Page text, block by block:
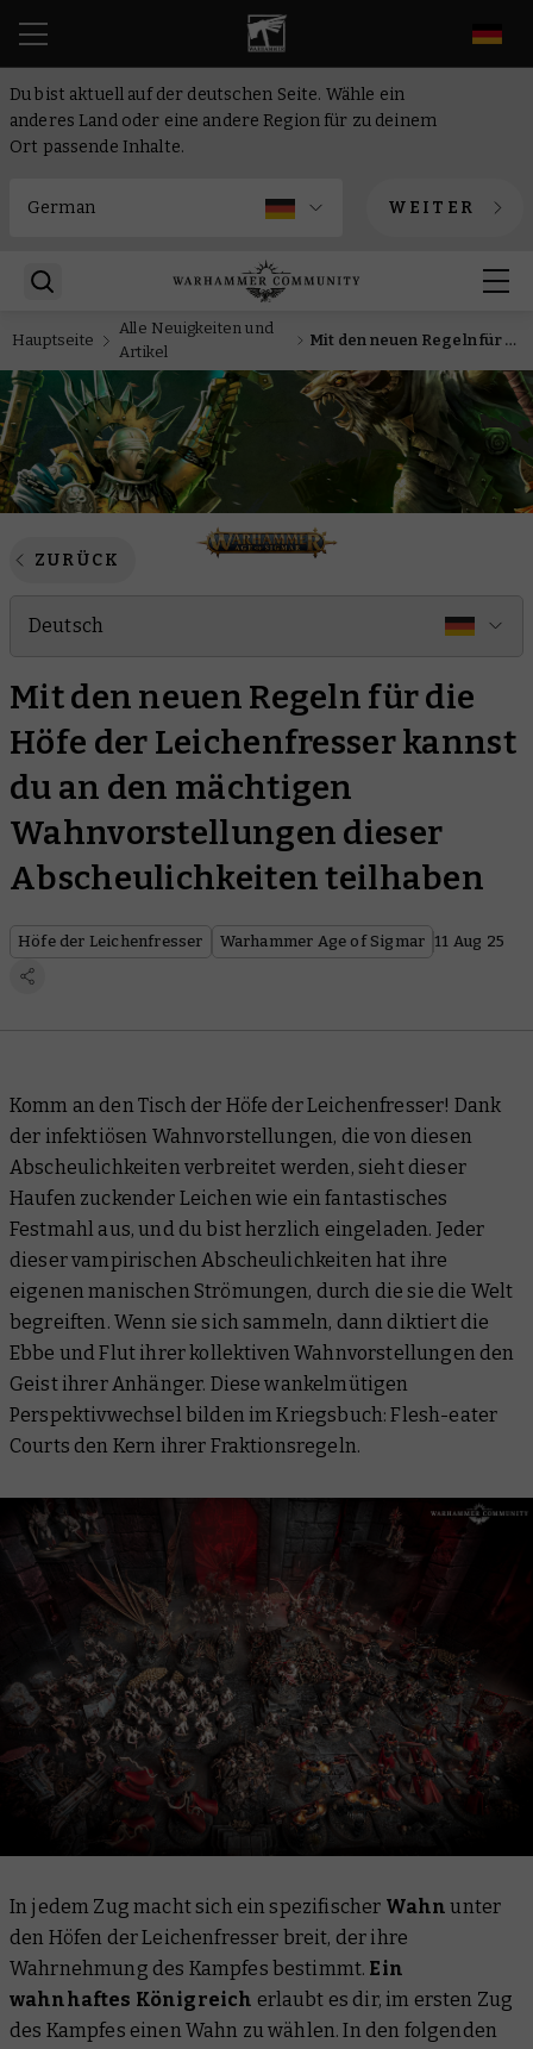
Du bist aktuell auf der deutschen Seite. Wähle ein
anderes Land oder eine andere Region für zu deinem
Ort passende Inhalte.
WEITER
Hauptseite
Alle Neuigkeiten und
Artikel
Mit den neuen Regeln für die Höfe der Leichenfresser kannst du an den mächtigen Wahnvorstellungen dieser Abscheulichkeiten teilhaben
ZURÜCK
Deutsch
Mit den neuen Regeln für die
Höfe der Leichenfresser kannst
du an den mächtigen
Wahnvorstellungen dieser
Abscheulichkeiten teilhaben
Höfe der Leichenfresser Warhammer Age of Sigmar 11 Aug 25
Komm an den Tisch der Höfe der Leichenfresser! Dank
der infektiösen Wahnvorstellungen, die von diesen
Abscheulichkeiten verbreitet werden, sieht dieser
Haufen zuckender Leichen wie ein fantastisches
Festmahl aus, und du bist herzlich eingeladen. Jeder
dieser vampirischen Abscheulichkeiten hat ihre
eigenen manischen Strömungen, durch die sie die Welt
begreiften. Wenn sie sich sammeln, dann diktiert die
Ebbe und Flut ihrer kollektiven Wahnvorstellungen den
Geist ihrer Anhänger. Diese wankelmütigen
Perspektivwechsel bilden im Kriegsbuch: Flesh-eater
Courts den Kern ihrer Fraktionsregeln.
In jedem Zug macht sich ein spezifischer Wahn unter
den Höfen der Leichenfresser breit, der ihre
Wahrnehmung des Kampfes bestimmt. Ein
wahnhaftes Königreich erlaubt es dir, im ersten Zug
des Kampfes einen Wahn zu wählen. In den folgenden